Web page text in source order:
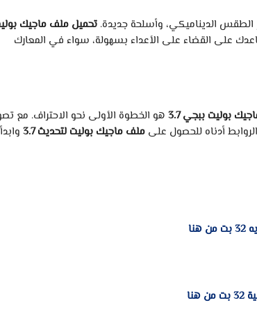
الطقس الديناميكي، وأسلحة جديدة. تحميل ملف ماجيك
على القضاء على الأعداء بسهولة، سواء في المعارك
بوليت ببجي 3.7 هو الخطوة الأولى نحو الاحتراف. مع
الروابطأدناه للحصول على ملف ماجيك بوليت لتحديث 3.7 وابدأ